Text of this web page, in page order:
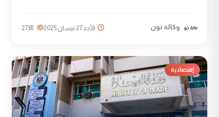
وكالة نون الأحد 27 نيسان 2025 2738
إقتصادية